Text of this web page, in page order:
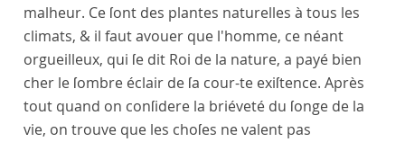
malheur. Ce ſont des plantes naturelles à tous les
climats, & il faut avouer que l'homme, ce néant
orgueilleux, qui ſe dit Roi de la nature, a payé bien
cher le ſombre éclair de ſa cour-te exiſtence. Après
tout quand on conſidere la briéveté du ſonge de la
vie, on trouve que les choſes ne valent pas